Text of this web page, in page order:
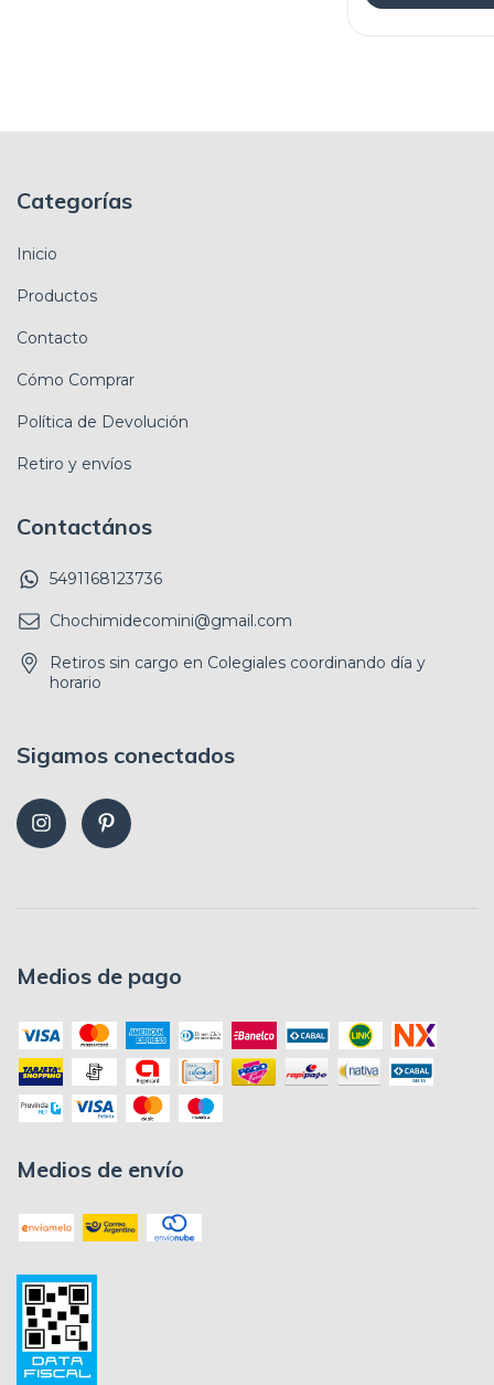
Categorías
Inicio
Productos
Contacto
Cómo Comprar
Política de Devolución
Retiro y envíos
Contactános
5491168123736
Chochimidecomini@gmail.com
Retiros sin cargo en Colegiales coordinando día y
horario
Sigamos conectados
Medios de pago
Medios de envío